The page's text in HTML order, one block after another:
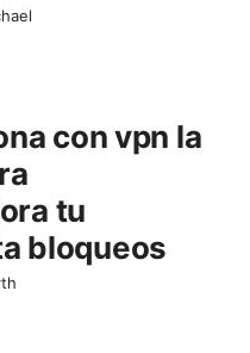
con vpn la
tu
bloqueos